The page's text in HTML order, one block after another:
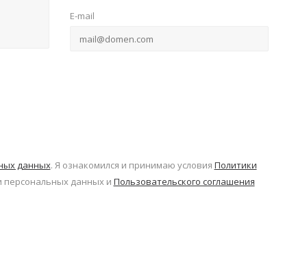
E-mail
данных. Я ознакомился и принимаю условия Политики
данных и Пользовательского соглашения